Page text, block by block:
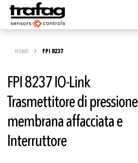
HOME FPI 8237
FPI 8237 IO-Link
Trasmettitore di pressione
membrana affacciata e
Interruttore